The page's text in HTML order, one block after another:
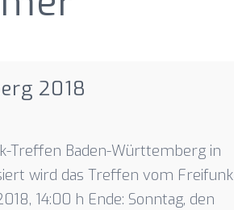
2018
Treffen Baden-Württemberg in
wird das Treffen vom Freifunk
14:00 h Ende: Sonntag, den